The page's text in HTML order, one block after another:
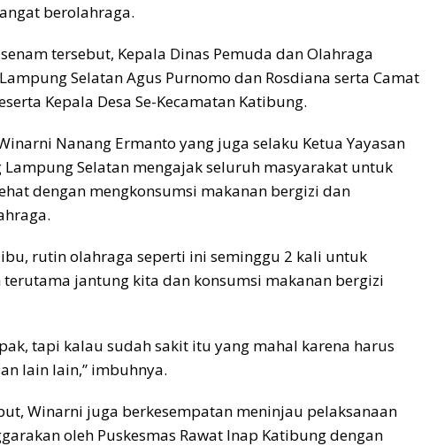
berolahraga.
tersebut, Kepala Dinas Pemuda dan Olahraga
Selatan Agus Purnomo dan Rosdiana serta Camat
Kepala Desa Se-Kecamatan Katibung.
Nanang Ermanto yang juga selaku Ketua Yayasan
Lampung Selatan mengajak seluruh masyarakat untuk
dengan mengkonsumsi makanan bergizi dan
ibu, rutin olahraga seperti ini seminggu 2 kali untuk
jantung kita dan konsumsi makanan bergizi
tapi kalau sudah sakit itu yang mahal karena harus
lain lain,” imbuhnya.
Winarni juga berkesempatan meninjau pelaksanaan
oleh Puskesmas Rawat Inap Katibung dengan